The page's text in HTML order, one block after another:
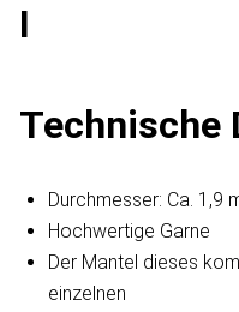
I
Technische
Durchmesser: Ca. 1,9
Hochwertige Garne
Der Mantel dieses
einzelnen